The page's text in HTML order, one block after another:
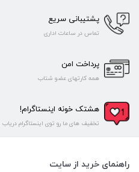
پشتیبانی سریع
تماس در ساعات اداری
پرداخت امن
همه کارتهای عضو شتاب
هشتک خونه اینستاگرام!
تخفیف های ما رو توی اینستاگرام دریاب
راهنمای خرید از سایت